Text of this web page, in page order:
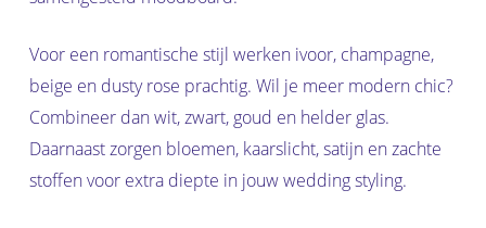
Voor een romantische stijl werken ivoor, champagne,
beige en dusty rose prachtig. Wil je meer modern chic?
Combineer dan wit, zwart, goud en helder glas.
Daarnaast zorgen bloemen, kaarslicht, satijn en zachte
stoffen voor extra diepte in jouw wedding styling.